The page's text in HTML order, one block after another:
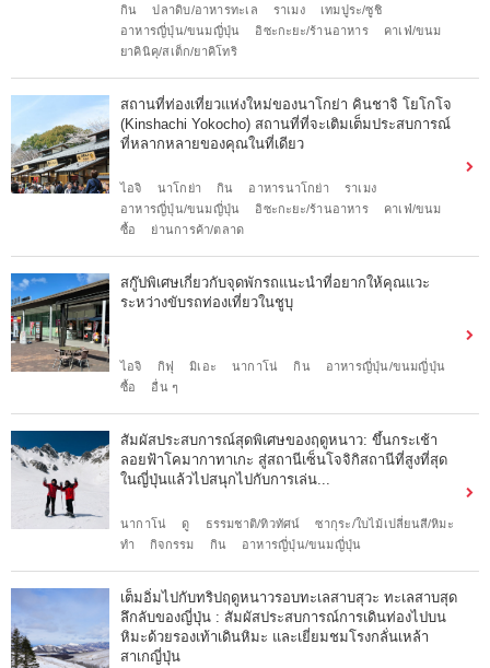
กิน
ปลาดิบ/อาหารทะเล ราเมง
เทมปูระ/ซูชิ
อาหารญี่ปุ่น/ขนมญี่ปุ่น
อิซะกะยะ/ร้านอาหาร
คาเฟ่/ขนม
ยาคินิคุ/สเต็ก/ยาคิโทริ
สถานที่ท่องเที่ยวแห่งใหม่ของนาโกย่า คินชาจิ โยโกโจ
(Kinshachi Yokocho) สถานที่ที่จะเติมเต็มประสบการณ์
ที่หลากหลายของคุณในที่เดียว
ไอจิ นาโกย่า กิน อาหารนาโกย่า
ราเมง
อาหารญี่ปุ่น/ขนมญี่ปุ่น
อิซะกะยะ/ร้านอาหาร
คาเฟ่/ขนม
ซื้อ
ย่านการค้า/ตลาด
สกู๊ปพิเศษเกี่ยวกับจุดพักรถแนะนำที่อยากให้คุณแวะ
ระหว่างขับรถท่องเที่ยวในชูบุ
ไอจิ กิฟุ มิเอะ นากาโน่ กิน
อาหารญี่ปุ่น/ขนมญี่ปุ่น
ซื้อ
อื่น ๆ
สัมผัสประสบการณ์สุดพิเศษของฤดูหนาว: ขึ้นกระเช้า
ลอยฟ้าโคมากาทาเกะ สู่สถานีเซ็นโจจิกิสถานีที่สูงที่สุด
ในญี่ปุ่นแล้วไปสนุกไปกับการเล่น...
นากาโน่ ดู ธรรมชาติ/ทิวทัศน์
ซากุระ/ใบไม้เปลี่ยนสี/หิมะ
ทำ
กิจกรรม กิน อาหารญี่ปุ่น/ขนมญี่ปุ่น
เต็มอิ่มไปกับทริปฤดูหนาวรอบทะเลสาบสุวะ ทะเลสาบสุด
ลึกลับของญี่ปุ่น : สัมผัสประสบการณ์การเดินท่องไปบน
หิมะด้วยรองเท้าเดินหิมะ และเยี่ยมชมโรงกลั่นเหล้า
สาเกญี่ปุ่น